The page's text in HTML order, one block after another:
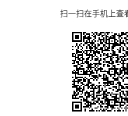
扫一扫在手机上查